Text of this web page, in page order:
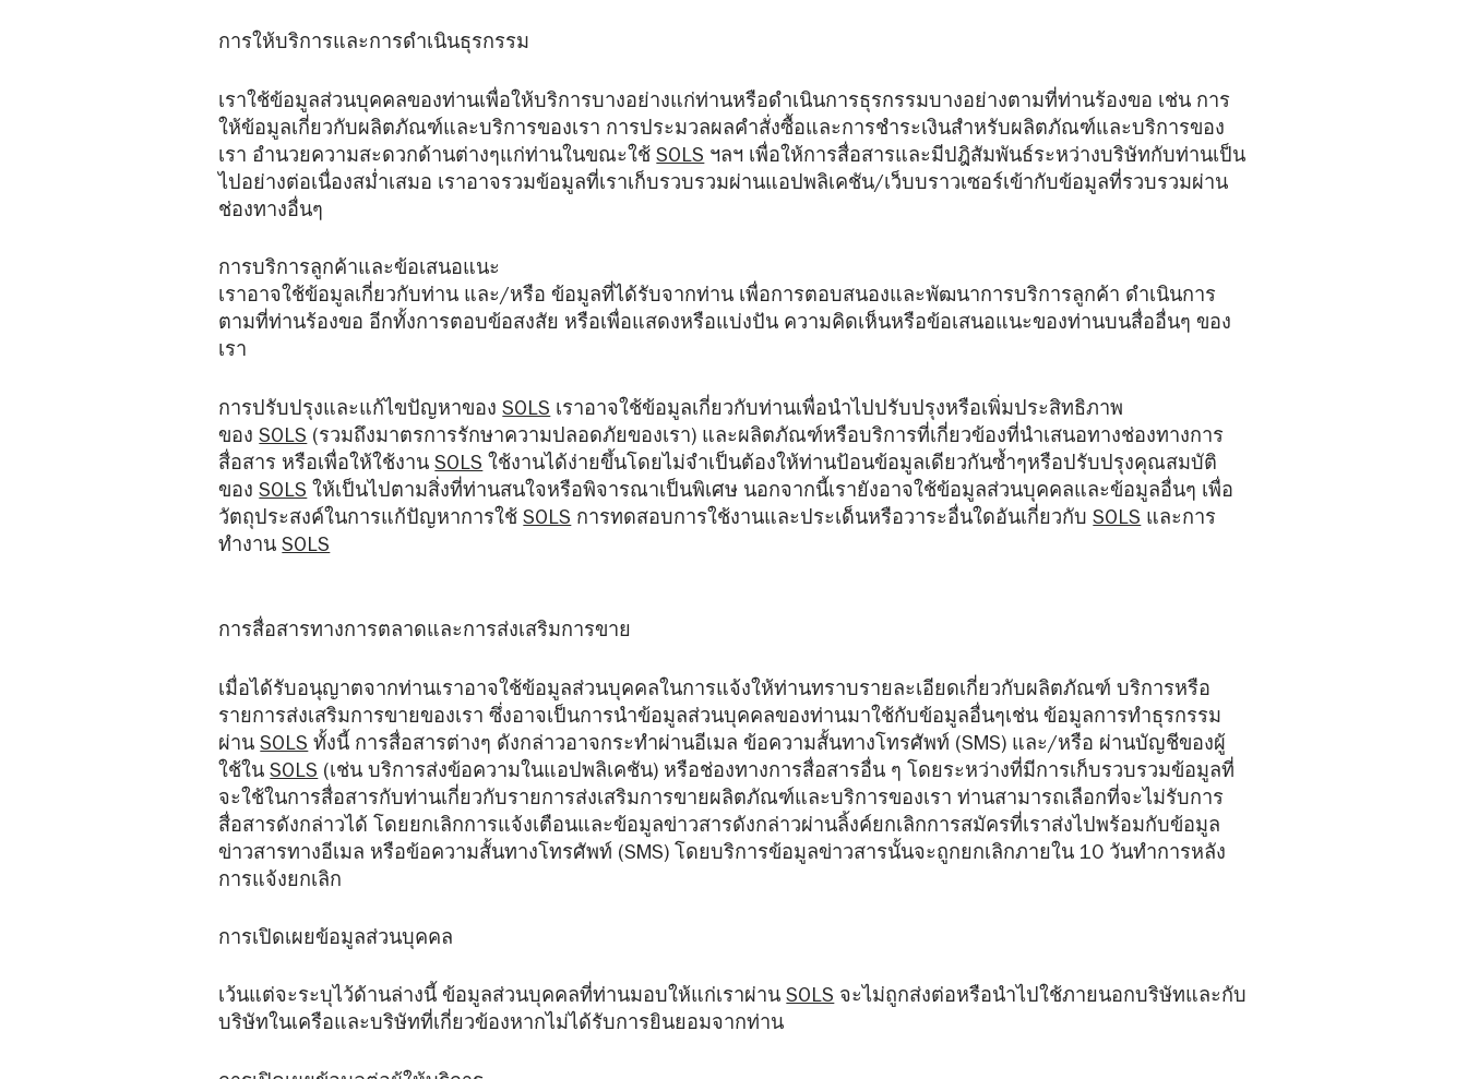
การให้บริการและการดำเนินธุรกรรม
เราใช้ข้อมูลส่วนบุคคลของท่านเพื่อให้บริการบางอย่างแก่ท่านหรือดำเนินการธุรกรรมบางอย่างตามที่ท่านร้องขอ เช่น การ
ให้ข้อมูลเกี่ยวกับผลิตภัณฑ์และบริการของเรา การประมวลผลคำสั่งซื้อและการชำระเงินสำหรับผลิตภัณฑ์และบริการของ
เรา อำนวยความสะดวกด้านต่างๆแก่ท่านในขณะใช้SOLSฯลฯ เพื่อให้การสื่อสารและมีปฎิสัมพันธ์ระหว่างบริษัทกับท่านเป็น
ไปอย่างต่อเนื่องสม่ำเสมอ เราอาจรวมข้อมูลที่เราเก็บรวบรวมผ่านแอปพลิเคชัน/เว็บบราวเซอร์เข้ากับข้อมูลที่รวบรวมผ่าน
ช่องทางอื่นๆ
การบริการลูกค้าและข้อเสนอแนะ
เราอาจใช้ข้อมูลเกี่ยวกับท่าน และ/หรือ ข้อมูลที่ได้รับจากท่าน เพื่อการตอบสนองและพัฒนาการบริการลูกค้า ดำเนินการ
ตามที่ท่านร้องขอ อีกทั้งการตอบข้อสงสัย หรือเพื่อแสดงหรือแบ่งปัน ความคิดเห็นหรือข้อเสนอแนะของท่านบนสื่ออื่นๆ ของ
เรา
การปรับปรุงและแก้ไขปัญหาของSOLSเราอาจใช้ข้อมูลเกี่ยวกับท่านเพื่อนำไปปรับปรุงหรือเพิ่มประสิทธิภาพ
ของSOLS(รวมถึงมาตรการรักษาความปลอดภัยของเรา) และผลิตภัณฑ์หรือบริการที่เกี่ยวข้องที่นำเสนอทางช่องทางการ
สื่อสาร หรือเพื่อให้ใช้งานSOLSใช้งานได้ง่ายขึ้นโดยไม่จำเป็นต้องให้ท่านป้อนข้อมูลเดียวกันซ้ำๆหรือปรับปรุงคุณสมบัติ
ของSOLSให้เป็นไปตามสิ่งที่ท่านสนใจหรือพิจารณาเป็นพิเศษ นอกจากนี้เรายังอาจใช้ข้อมูลส่วนบุคคลและข้อมูลอื่นๆ เพื่อ
วัตถุประสงค์ในการแก้ปัญหาการใช้SOLSการทดสอบการใช้งานและประเด็นหรือวาระอื่นใดอันเกี่ยวกับSOLSและการ
ทำงานSOLS
การสื่อสารทางการตลาดและการส่งเสริมการขาย
เมื่อได้รับอนุญาตจากท่านเราอาจใช้ข้อมูลส่วนบุคคลในการแจ้งให้ท่านทราบรายละเอียดเกี่ยวกับผลิตภัณฑ์ บริการหรือ
รายการส่งเสริมการขายของเรา ซึ่งอาจเป็นการนำข้อมูลส่วนบุคคลของท่านมาใช้กับข้อมูลอื่นๆเช่น ข้อมูลการทำธุรกรรม
ผ่านSOLS ทั้งนี้ การสื่อสารต่างๆ ดังกล่าวอาจกระทำผ่านอีเมล ข้อความสั้นทางโทรศัพท์ (SMS) และ/หรือ ผ่านบัญชีของผู้
ใช้ในSOLS (เช่น บริการส่งข้อความในแอปพลิเคชัน) หรือช่องทางการสื่อสารอื่น ๆ โดยระหว่างที่มีการเก็บรวบรวมข้อมูลที่
จะใช้ในการสื่อสารกับท่านเกี่ยวกับรายการส่งเสริมการขายผลิตภัณฑ์และบริการของเรา ท่านสามารถเลือกที่จะไม่รับการ
สื่อสารดังกล่าวได้ โดยยกเลิกการแจ้งเตือนและข้อมูลข่าวสารดังกล่าวผ่านลิ้งค์ยกเลิกการสมัครที่เราส่งไปพร้อมกับข้อมูล
ข่าวสารทางอีเมล หรือข้อความสั้นทางโทรศัพท์ (SMS) โดยบริการข้อมูลข่าวสารนั้นจะถูกยกเลิกภายใน 10 วันทำการหลัง
การแจ้งยกเลิก
การเปิดเผยข้อมูลส่วนบุคคล
เว้นแต่จะระบุไว้ด้านล่างนี้ ข้อมูลส่วนบุคคลที่ท่านมอบให้แก่เราผ่านSOLSจะไม่ถูกส่งต่อหรือนำไปใช้ภายนอกบริษัทและกับ
บริษัทในเครือและบริษัทที่เกี่ยวข้องหากไม่ได้รับการยินยอมจากท่าน